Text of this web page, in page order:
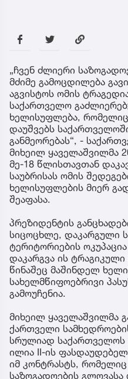
„ჩვენ ძლიერი
მძიმე გამოცდილება
აგვისტოს ომის
საქართველო
ხელისუფლება,
დაუშვებს
განმეორებას“, -
მიხეილ ყაველაშვილმა
მე-18 წლისთავთან
საუბრისას ომის
ხელისუფლების მიერ
შეაფასა.
პრეზიდენტის
სიცოცხლე, დაკარგული
ტერიტორიების
დაკარგვა ის
წინაშეც მაშინდელ
სახელმწიფოებრივი
გამოუჩენია.
მიხეილ ყაველაშვილმა
ქართველი
სრულიად საქართველოს
ილია II-ის
იმ კონტრასტს,
საზოგადოების